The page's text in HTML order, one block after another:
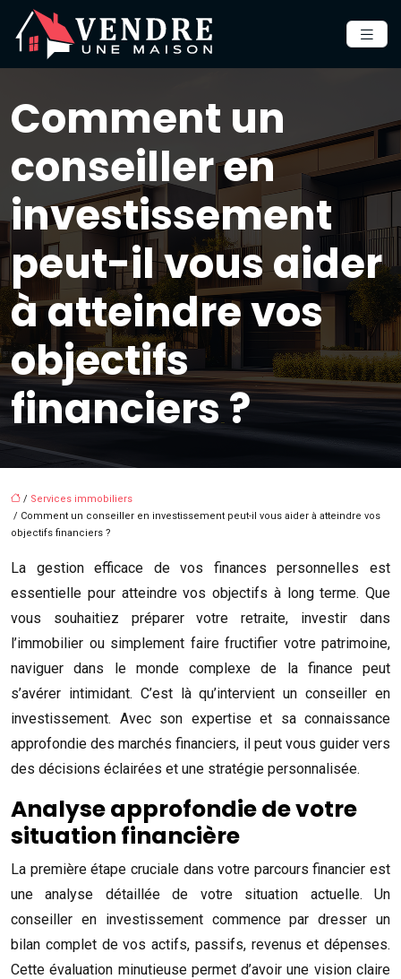
Comment un
conseiller en
investissement
peut-il vous aider
à atteindre vos
objectifs
financiers ?
/ Services immobiliers
/ Comment un conseiller en investissement peut-il vous aider à atteindre vos
objectifs financiers ?
La gestion efficace de vos finances personnelles est
essentielle pour atteindre vos objectifs à long terme. Que
vous souhaitiez préparer votre retraite, investir dans
l’immobilier ou simplement faire fructifier votre patrimoine,
naviguer dans le monde complexe de la finance peut
s’avérer intimidant. C’est là qu’intervient un conseiller en
investissement. Avec son expertise et sa connaissance
approfondie des marchés financiers, il peut vous guider vers
des décisions éclairées et une stratégie personnalisée.
Analyse approfondie de votre
situation financière
La première étape cruciale dans votre parcours financier est
une analyse détaillée de votre situation actuelle. Un
conseiller en investissement commence par dresser un
bilan complet de vos actifs, passifs, revenus et dépenses.
Cette évaluation minutieuse permet d’avoir une vision claire